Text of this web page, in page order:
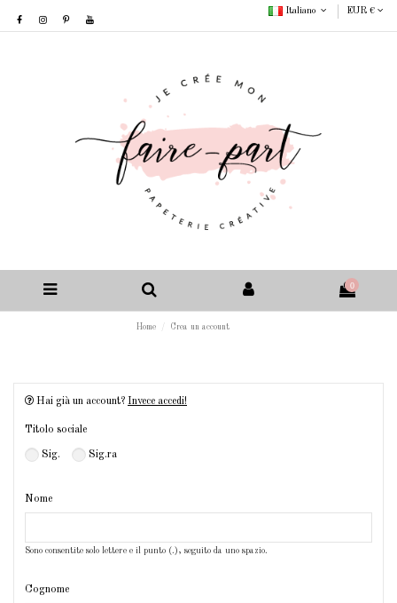
Italiano EUR €
0
Home Crea un account
Hai già un account? Invece accedi!
Titolo sociale
Sig. Sig.ra
Nome
Sono consentite solo lettere e il punto (.), seguito da uno spazio.
Cognome